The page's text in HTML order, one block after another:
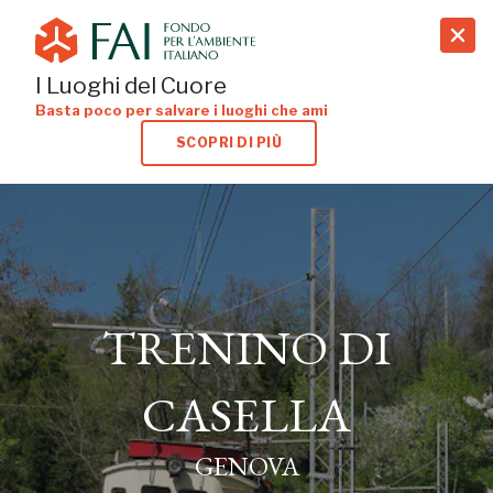
search
I Luoghi del Cuore
Basta poco per salvare i luoghi che ami
SCOPRI DI PIÙ
TRENINO DI
CASELLA
GENOVA
TRENINO DI
CASELLA
GENOVA